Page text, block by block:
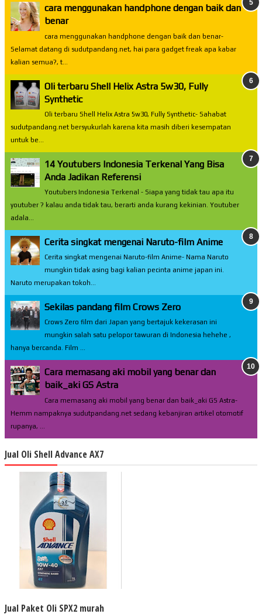
cara menggunakan handphone dengan baik dan
benar
cara menggunakan handphone dengan baik dan benar-
Selamat datang di sudutpandang.net, hai para gadget freak apa kabar
kalian semua?, t...
Oli terbaru Shell Helix Astra 5w30, Fully
Synthetic
Oli terbaru Shell Helix Astra 5w30, Fully Synthetic- Sahabat
sudutpandang.net bersyukurlah karena kita masih diberi kesempatan
untuk be...
14 Youtubers Indonesia Terkenal Yang Bisa
Anda Jadikan Referensi
Youtubers Indonesia Terkenal - Siapa yang tidak tau apa itu
youtuber ? kalau anda tidak tau, berarti anda kurang kekinian. Youtuber
adala...
Cerita singkat mengenai Naruto-film Anime
Cerita singkat mengenai Naruto-film Anime- Nama Naruto
mungkin tidak asing bagi kalian pecinta anime japan ini.
Naruto merupakan tokoh...
Sekilas pandang film Crows Zero
Crows Zero film dari Japan yang bertajuk kekerasan ini
mungkin salah satu pelopor tawuran di Indonesia hehehe ,
hanya bercanda. Film ...
Cara memasang aki mobil yang benar dan
baik_aki GS Astra
Cara memasang aki mobil yang benar dan baik_aki GS Astra-
Hemm nampaknya sudutpandang.net sedang kebanjiran artikel otomotif
rupanya, ...
Jual Oli Shell Advance AX7
Jual Paket Oli SPX2 murah